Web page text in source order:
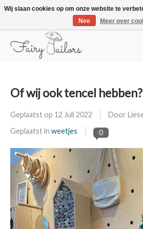
De mooiste online selectie stoffen en mercerie
Of wij ook tencel hebben?
Geplaatst op 12 Juli 2022
Door
Geplaatst in weetjes 0
Wij slaan cookies op om onze website te
Nee
Meer over